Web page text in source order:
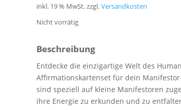
39,90 €35,00 €.
inkl. 19 % MwSt.zzgl.Versandkosten
Nicht vorrätig
Beschreibung
Entdecke die einzigartige Welt des
Affirmationskartenset für dein
sind speziell auf kleine Manifestoren
ihre Energie zu erkunden und zu